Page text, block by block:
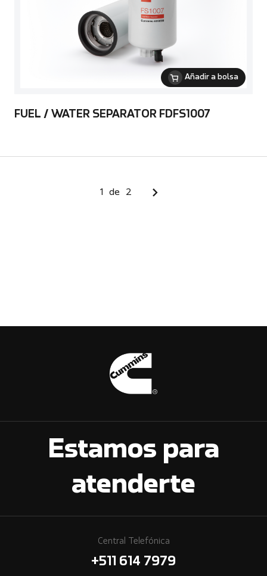
Añadir a bolsa
FUEL / WATER SEPARATOR FDFS1007
1 de 2
Estamos para
atenderte
Central Telefónica
+511 614 7979